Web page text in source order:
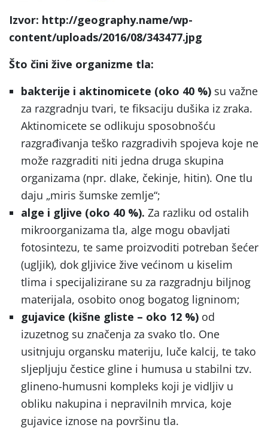
Izvor: http://geography.name/wp-
content/uploads/2016/08/343477.jpg
Što čini žive organizme tla:
bakterije i aktinomicete (oko 40 %) su važne
za razgradnju tvari, te fiksaciju dušika iz zraka.
Aktinomicete se odlikuju sposobnošću
razgrađivanja teško razgradivih spojeva koje ne
može razgraditi niti jedna druga skupina
organizama (npr. dlake, čekinje, hitin). One tlu
daju „miris šumske zemlje“;
alge i gljive (oko 40 %). Za razliku od ostalih
mikroorganizama tla, alge mogu obavljati
fotosintezu, te same proizvoditi potreban šećer
(ugljik), dok gljivice žive većinom u kiselim
tlima i specijalizirane su za razgradnju biljnog
materijala, osobito onog bogatog ligninom;
gujavice (kišne gliste – oko 12 %) od
izuzetnog su značenja za svako tlo. One
usitnjuju organsku materiju, luče kalcij, te tako
sljepljuju čestice gline i humusa u stabilni tzv.
glineno-humusni kompleks koji je vidljiv u
obliku nakupina i nepravilnih mrvica, koje
gujavice iznose na površinu tla.